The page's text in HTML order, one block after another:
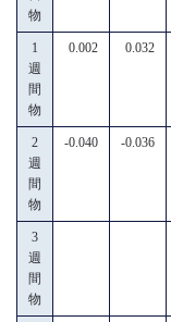
物
1
週
間
物
0.002 0.032
2
週
間
物
-0.040 -0.036
3
週
間
物